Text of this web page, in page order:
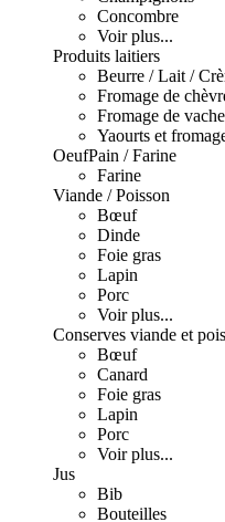
Concombre
Voir plus...
Produits laitiers
Beurre / Lait /
Fromage de
Fromage de vache
Yaourts et
OeufPain / Farine
Farine
Viande / Poisson
Bœuf
Dinde
Foie gras
Lapin
Porc
Voir plus...
Conserves viande et
Bœuf
Canard
Foie gras
Lapin
Porc
Voir plus...
Jus
Bib
Bouteilles